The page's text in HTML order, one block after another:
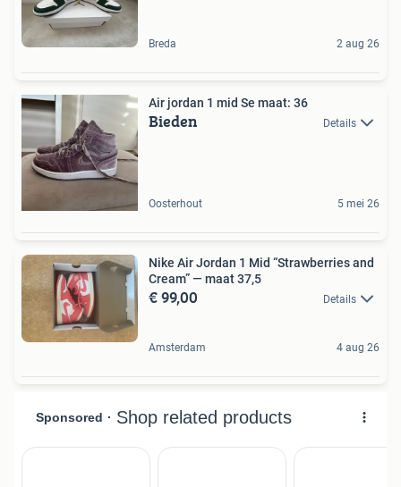
Breda 2 aug 26
Air jordan 1 mid Se maat: 36
Bieden Details
Oosterhout 5 mei 26
Nike Air Jordan 1 Mid “Strawberries and
Cream” — maat 37,5
€ 99,00 Details
Amsterdam 4 aug 26